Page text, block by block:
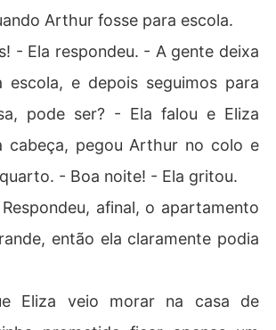
Arthur fosse para escola.
- Ela respondeu. - A gente deixa
escola, e depois seguimos para
pode ser? - Ela falou e Eliza
cabeça, pegou Arthur no colo e
- Boa noite! - Ela gritou.
afinal, o apartamento
então ela claramente podia
Eliza veio morar na casa de